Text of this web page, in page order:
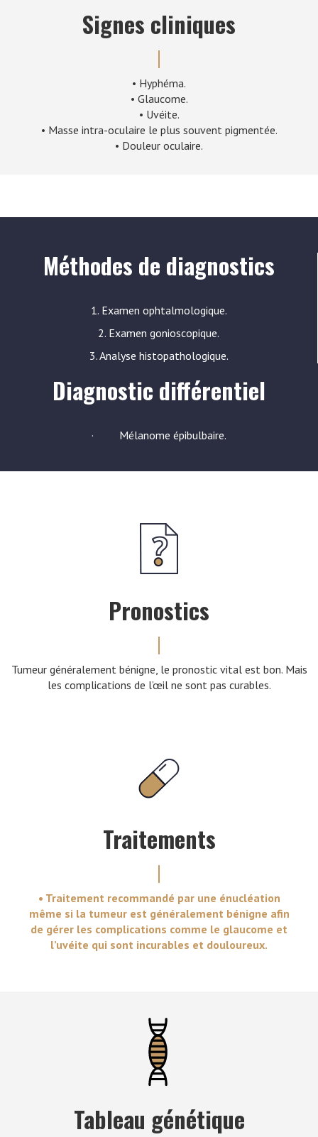
Signes cliniques
• Hyphéma.
• Glaucome.
• Uvéite.
• Masse intra-oculaire le plus souvent pigmentée.
• Douleur oculaire.
Méthodes de diagnostics
1. Examen ophtalmologique.
2. Examen gonioscopique.
3. Analyse histopathologique.
Diagnostic différentiel
· Mélanome épibulbaire.
Pronostics
Tumeur généralement bénigne, le pronostic vital est bon. Mais
les complications de l’œil ne sont pas curables.
Traitements
• Traitement recommandé par une énucléation
même si la tumeur est généralement bénigne afin
de gérer les complications comme le glaucome et
l’uvéite qui sont incurables et douloureux.
Tableau génétique